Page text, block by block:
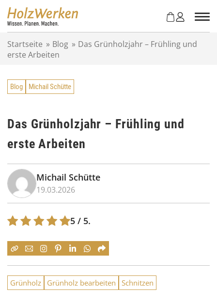
Startseite » Blog » Das Grünholzjahr – Frühling und
erste Arbeiten
Blog Michail Schütte
Das Grünholzjahr – Frühling und
erste Arbeiten
Michail Schütte
19.03.2026
5 / 5.
Grünholz Grünholz bearbeiten Schnitzen